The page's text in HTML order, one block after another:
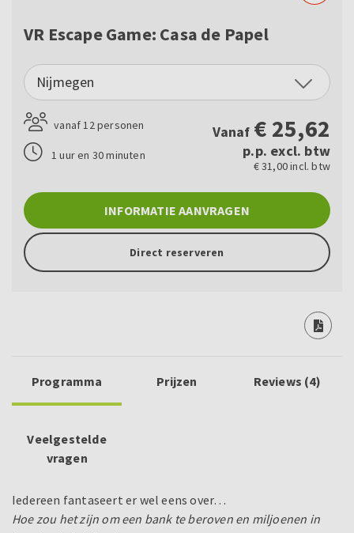
VR Escape Game: Casa de Papel
Nijmegen
vanaf 12 personen
1 uur en 30 minuten
Vanaf € 25,62
p.p. excl. btw
€ 31,00 incl. btw
INFORMATIE AANVRAGEN
Direct reserveren
Programma Prijzen Reviews (4)
Veelgestelde
vragen
Iedereen fantaseert er wel eens over…
Hoe zou het zijn om een bank te beroven en miljoenen in